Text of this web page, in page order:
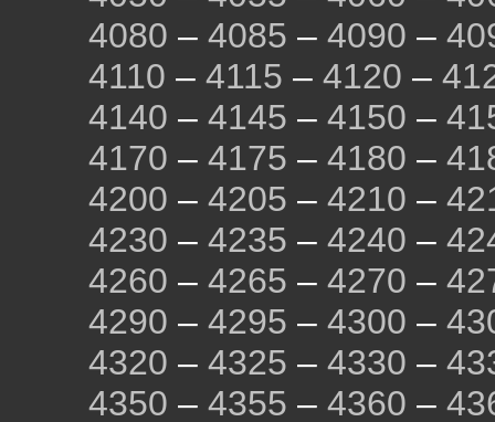
4080 – 4085 – 4090 –
4110 – 4115 – 4120 –
4140 – 4145 – 4150 –
4170 – 4175 – 4180 –
4200 – 4205 – 4210 –
4230 – 4235 – 4240 –
4260 – 4265 – 4270 –
4290 – 4295 – 4300 –
4320 – 4325 – 4330 –
4350 – 4355 – 4360 –